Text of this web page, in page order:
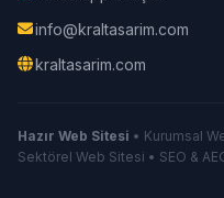
info@kraltasarim.com
kraltasarim.com
Hazır Web Sitesi • Kurumsal
Sektörel Web Sitesi • SEO &